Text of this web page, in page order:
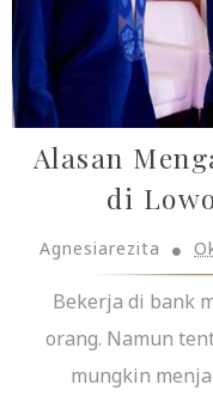
Alasan
di
Agnesiarezita
Bekerja di bank
orang. Namun
mungkin